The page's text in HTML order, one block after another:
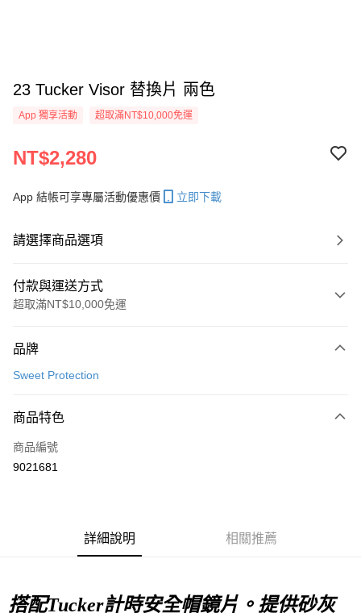
23 Tucker Visor 替換片 兩色
App 獨享活動 超取滿NT$10,000免運
NT$2,280
App 結帳可享專屬活動優惠價 立即下載
請選擇商品選項
付款與運送方式
超取滿NT$10,000免運
信用卡一次付款
LINE Pay
Apple Pay
付款後全家取貨
品牌
Sweet Protection
商品特色
商品編號
9021681
詳細說明 相關推薦
搭配Tucker計時安全帽鏡片。提供砂灰